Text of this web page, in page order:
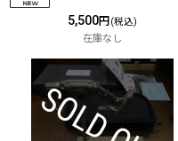
5,500円 (税込)
在庫なし